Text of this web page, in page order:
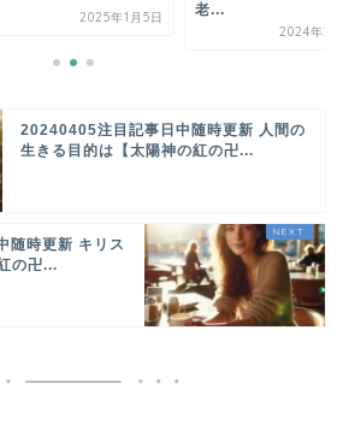
2025年1月5日
老...
2024年2
20240405注目記事日中随時更新 人間の
生きる目的は【太陽神の紅の卍...
随時更新 キリス
の卍...